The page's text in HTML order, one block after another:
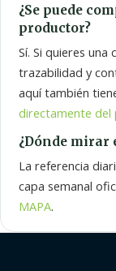
¿Se puede
productor?
Sí. Si quieres
trazabilidad y
aquí también
directamente del
¿Dónde mirar
La referencia
capa semanal
MAPA.